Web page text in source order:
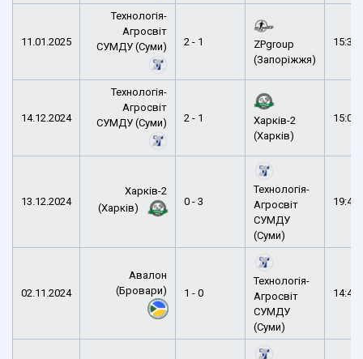
11.01.2025
Технологія-
Агросвіт
СУМДУ (Суми)
2 - 1
ZPgroup
(Запоріжжя)
15:34
14.12.2024
Технологія-
Агросвіт
СУМДУ (Суми)
2 - 1
Харків-2
(Харків)
15:04
13.12.2024
Харків-2
(Харків)
0 - 3
Технологія-
Агросвіт
СУМДУ
(Суми)
19:41
02.11.2024
Авалон
(Бровари)
1 - 0
Технологія-
Агросвіт
СУМДУ
(Суми)
14:42